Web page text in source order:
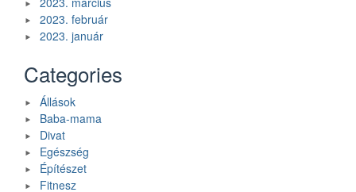
2023. február
2023. január
Categories
Állások
Baba-mama
Divat
Egészség
Építészet
Fitnesz